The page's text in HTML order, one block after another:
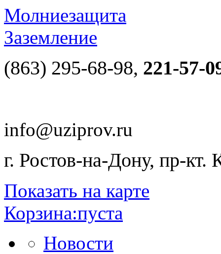
Молниезащита
Заземление
(863) 295-68-98, 221-57-
info@uziprov.ru
г. Ростов-на-Дону, пр-кт.
Показать на карте
Корзина:пуста
Новости